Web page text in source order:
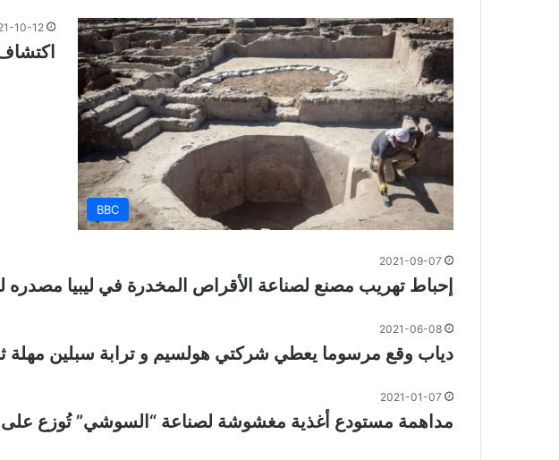
BBC
10-12
اكتشاف
2021-09-07
إحباط تهريب مصنع لصناعة الأقراص المخدرة في ليبيا مصدره
2021-06-08
دياب وقع مرسوما يعطي شركتي هولسيم و ترابة سبلين مهلة
2021-01-07
مداهمة مستودع أغذية مغشوشة لصناعة “السوشي” تُوزع على 250 مطعما